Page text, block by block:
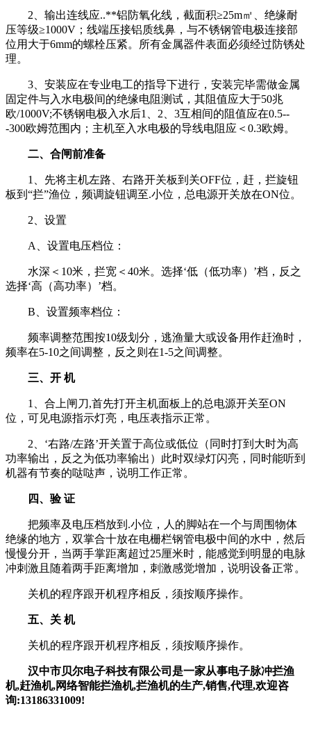
2、输出连线应..**铝防氧化线，截面积≥25m㎡、绝缘耐
压等级≥1000V；线端压接铝质线鼻，与不锈钢管电极连接部
位用大于6mm的螺栓压紧。所有金属器件表面必须经过防锈处
理。
3、安装应在专业电工的指导下进行，安装完毕需做金属
固定件与入水电极间的绝缘电阻测试，其阻值应大于50兆
欧/1000V;不锈钢电极入水后1、2、3互相间的阻值应在0.5--
-300欧姆范围内；主机至入水电极的导线电阻应＜0.3欧姆。
二、合闸前准备
1、先将主机左路、右路开关板到关OFF位，赶，拦旋钮
板到“拦”渔位，频调旋钮调至.小位，总电源开关放在ON位。
2、设置
A、设置电压档位：
水深＜10米，拦宽＜40米。选择‘低（低功率）’档，反之
选择‘高（高功率）’档。
B、设置频率档位：
频率调整范围按10级划分，逃渔量大或设备用作赶渔时，
频率在5-10之间调整，反之则在1-5之间调整。
三、开 机
1、合上闸刀,首先打开主机面板上的总电源开关至ON
位，可见电源指示灯亮，电压表指示正常。
2、‘右路/左路’开关置于高位或低位（同时打到大时为高
功率输出，反之为低功率输出）此时双绿灯闪亮，同时能听到
机器有节奏的哒哒声，说明工作正常。
四、验 证
把频率及电压档放到.小位，人的脚站在一个与周围物体
绝缘的地方，双掌合十放在电栅栏钢管电极中间的水中，然后
慢慢分开，当两手掌距离超过25厘米时，能感觉到明显的电脉
冲刺激且随着两手距离增加，刺激感觉增加，说明设备正常。
关机的程序跟开机程序相反，须按顺序操作。
五、关 机
关机的程序跟开机程序相反，须按顺序操作。
汉中市贝尔电子科技有限公司是一家从事电子脉冲拦渔
机,赶渔机,网络智能拦渔机,拦渔机的生产,销售,代理,欢迎咨
询:13186331009!